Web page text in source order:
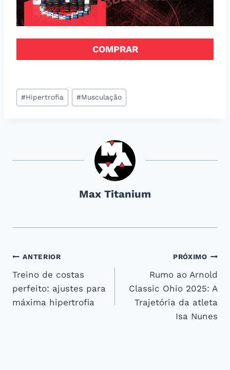
COMPRAR
Tags
do
#Hipertrofia #Musculação
Max Titanium
Navegação
de
Post
ANTERIOR
Treino de costas
perfeito: ajustes para
máxima hipertrofia
PRÓXIMO
Rumo ao Arnold
Classic Ohio 2025: A
Trajetória da atleta
Isa Nunes